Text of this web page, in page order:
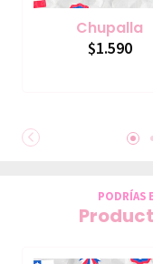
Chupalla
$1.590
PODRÍAS